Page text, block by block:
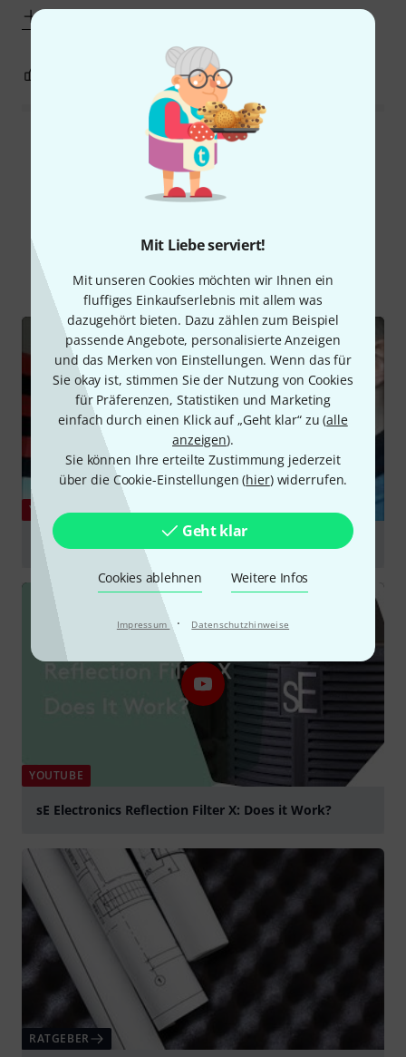
Mit Liebe serviert!
Mit unseren Cookies möchten wir Ihnen ein
fluffiges Einkaufserlebnis mit allem was
dazugehört bieten. Dazu zählen zum Beispiel
passende Angebote, personalisierte Anzeigen
und das Merken von Einstellungen. Wenn das für
Sie okay ist, stimmen Sie der Nutzung von Cookies
für Präferenzen, Statistiken und Marketing
einfach durch einen Klick auf „Geht klar“ zu (alle
anzeigen).
Sie können Ihre erteilte Zustimmung jederzeit
über die Cookie-Einstellungen (hier) widerrufen.
Geht klar
Cookies ablehnen Weitere Infos
Impressum · Datenschutzhinweise
BEWERTUNG MELDEN
Alle Bewertungen lesen
Alle Videos Ratgeber Testberichte
YOUTUBE
How To Assemble The sE RF-X Reflection Filter
YOUTUBE
sE Electronics Reflection Filter X: Does it Work?
RATGEBER